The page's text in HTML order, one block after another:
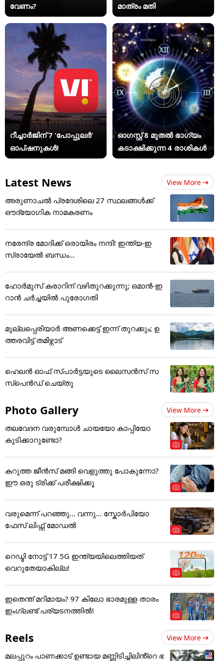
വേണം?
മാത്രം മതി
റീച്ചാർജിന് 7 ‘പോപ്പുലർ’
ഓപ്ഷനുകൾ!
ഓഗസ്റ്റ് 8 മുതൽ ഭാഗ്യം
കടാക്ഷിക്കുന്ന 4 രാശികൾ
Latest News View More
അരുണാചൽ പ്രദേശിലെ 27 സ്ഥലങ്ങൾക്ക്
ഔദ്യോഗിക നാമകരണം
നരേന്ദ്ര മോദിക്ക് ഒരായിരം നന്ദി! ഇന്ത്യ-ഇ
സ്രായേല്‍ ബന്ധം...
ഹോർമുസ് കരാറിന് വഴിതുറക്കുന്നു; ഒമാൻ-ഇ
റാൻ ചർച്ചയിൽ പുരോഗതി
മുല്ലപ്പെരിയാർ അണക്കെട്ട് ഇന്ന് തുറക്കും; ഉ
ത്തരവിട്ട് തമിഴ്നാട്
ഹെലന്‍ ഓഫ് സ്പാര്‍ട്ടയുടെ ലൈസന്‍സ് സ
സ്‌പെന്‍ഡ് ചെയ്തു
Photo Gallery View More
തലവേദന വരുമ്പോൾ ചായയോ കാപ്പിയോ
കുടിക്കാറുണ്ടോ?
കറുത്ത ജീൻസ് മങ്ങി വെളുത്തു പോകുന്നോ?
ഈ ഒരു ട്രിക്ക് പരീക്ഷിക്കൂ
വരുമെന്ന് പറഞ്ഞു... വന്നു... സ്കോർപിയോ
ഫേസ് ലിഫ്റ്റ് മോഡൽ
റെഡ്മി നോട്ട് 17 5G ഇന്ത്യയിലെത്തിയത്
വെറുതേയാകില്ല!
ഇതെന്ത് മറിമായം? 97 കിലോ ഭാരമുള്ള താരം
ഇംഗ്ലണ്ട് പര്യടനത്തില്‍!
Reels View More
മലപ്പുറം പാണക്കാട് ഉണ്ടായ മണ്ണിടിച്ചിലിൻ്റെ ഭ